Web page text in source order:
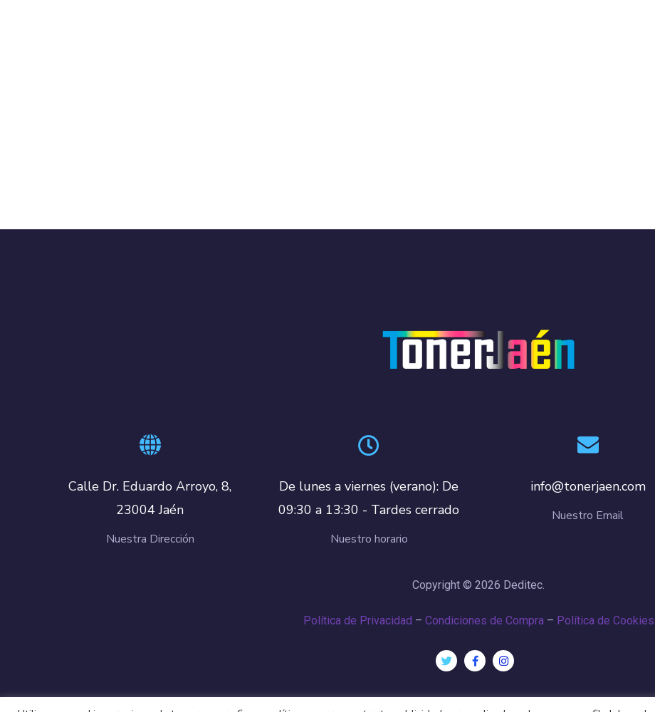
Calle Dr. Eduardo Arroyo, 8,
23004 Jaén
Nuestra Dirección
De lunes a viernes (verano): De
09:30 a 13:30 - Tardes cerrado
Nuestro horario
info@tonerjaen.com
Nuestro Email
Copyright © 2026 Deditec.
Política de Privacidad – Condiciones de Compra– Política de Cookies